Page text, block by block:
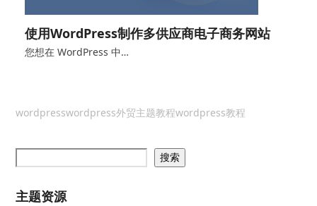
使用WordPress制作多供应商电子商务网站
您想在 WordPress 中…
wordpresswordpress外贸主题教程wordpress教程
搜索
主题资源